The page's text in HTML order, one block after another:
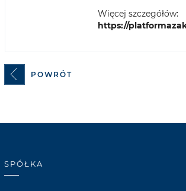
Więcej szczegółów:
https://
POWRÓT
SPÓŁKA